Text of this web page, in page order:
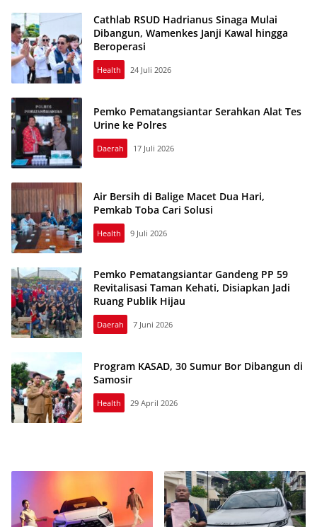
Cathlab RSUD Hadrianus Sinaga Mulai
Dibangun, Wamenkes Janji Kawal hingga
Beroperasi
Health 24 Juli 2026
Pemko Pematangsiantar Serahkan Alat Tes
Urine ke Polres
Daerah 17 Juli 2026
Air Bersih di Balige Macet Dua Hari,
Pemkab Toba Cari Solusi
Health 9 Juli 2026
Pemko Pematangsiantar Gandeng PP 59
Revitalisasi Taman Kehati, Disiapkan Jadi
Ruang Publik Hijau
Daerah 7 Juni 2026
Program KASAD, 30 Sumur Bor Dibangun di
Samosir
Health 29 April 2026